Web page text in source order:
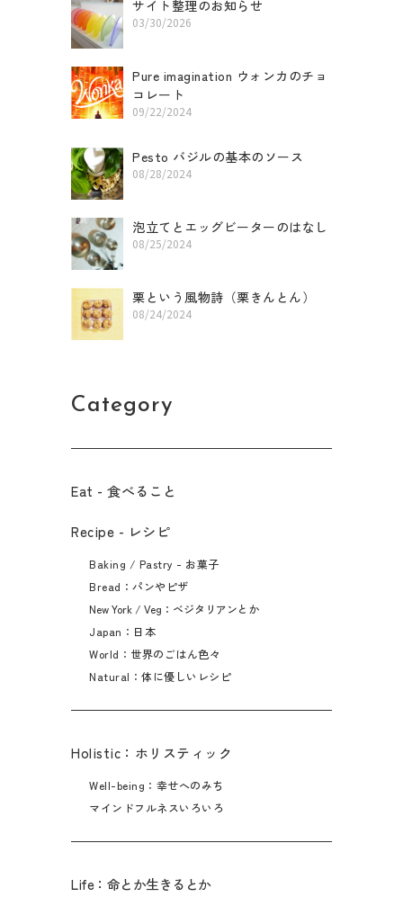
サイト整理のお知らせ
03/30/2026
Pure imagination ウォンカのチョ
コレート
09/22/2024
Pesto バジルの基本のソース
08/28/2024
泡立てとエッグビーターのはなし
08/25/2024
栗という風物詩（栗きんとん）
08/24/2024
Category
Eat - 食べること​
Recipe - レシピ
Baking / Pastry - お菓子
Bread：パンやピザ
New York / Veg：ベジタリアンとか
Japan：日本
World：世界のごはん色々
Natural：体に優しいレシピ
Holistic：ホリスティック
Well-being：幸せへのみち
マインドフルネスいろいろ
Life：命とか生きるとか